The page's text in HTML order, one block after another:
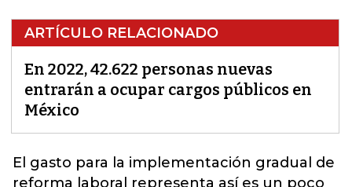
ARTÍCULO RELACIONADO
En 2022, 42.622 personas nuevas
entrarán a ocupar cargos públicos en
México
El gasto para la implementación gradual de
reforma laboral representa así es un poco